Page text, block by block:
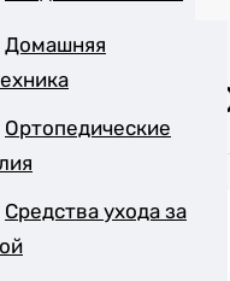
Домашняя
Ортопедические
Средства ухода за